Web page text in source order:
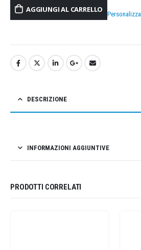
AGGIUNGI AL CARRELLO
Personalizza
DESCRIZIONE
INFORMAZIONI AGGIUNTIVE
PRODOTTI CORRELATI